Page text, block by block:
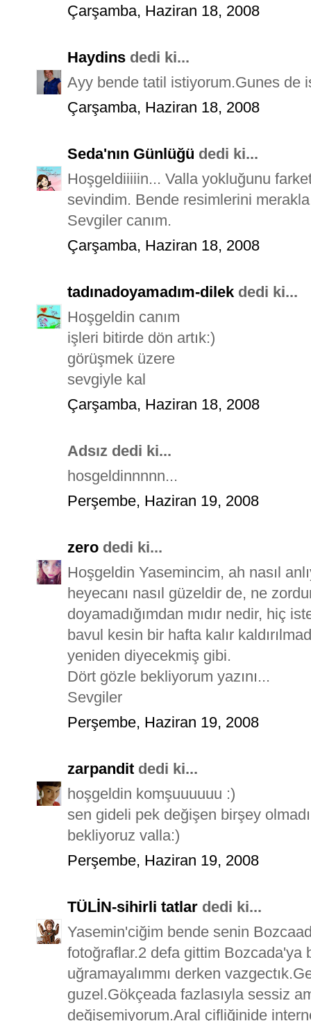
Çarşamba, Haziran 18, 2008
Haydins dedi ki...
Ayy bende tatil istiyorum.Gunes de
Çarşamba, Haziran 18, 2008
Seda'nın Günlüğü dedi ki...
Hoşgeldiiiiin... Valla yokluğunu
sevindim. Bende resimlerini
Sevgiler canım.
Çarşamba, Haziran 18, 2008
tadınadoyamadım-dilek dedi ki...
Hoşgeldin canım
işleri bitirde dön artık:)
görüşmek üzere
sevgiyle kal
Çarşamba, Haziran 18, 2008
Adsız dedi ki...
hosgeldinnnnn...
Perşembe, Haziran 19, 2008
zero dedi ki...
Hoşgeldin Yasemincim, ah nasıl
heyecanı nasıl güzeldir de, ne
doyamadığımdan mıdır nedir, hiç
bavul kesin bir hafta kalır
yeniden diyecekmiş gibi.
Dört gözle bekliyorum yazını...
Sevgiler
Perşembe, Haziran 19, 2008
zarpandit dedi ki...
hoşgeldin komşuuuuuu :)
sen gideli pek değişen birşey
bekliyoruz valla:)
Perşembe, Haziran 19, 2008
TÜLİN-sihirli tatlar dedi ki...
Yasemin'ciğim bende senin
fotoğraflar.2 defa gittim Bozcada'ya
uğramayalımmı derken
guzel.Gökçeada fazlasıyla sessiz
değişemiyorum.Aral çifliğinide